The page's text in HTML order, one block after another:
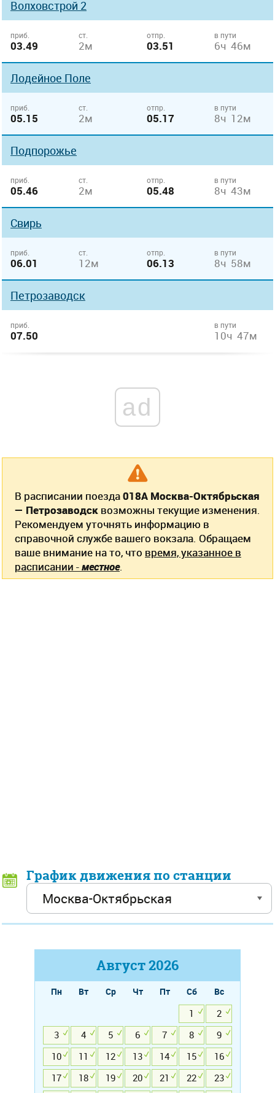
Волховстрой 2
приб.
03.49
ст.
2м
отпр.
03.51
в пути
6ч 46м
Лодейное Поле
приб.
05.15
ст.
2м
отпр.
05.17
в пути
8ч 12м
Подпорожье
приб.
05.46
ст.
2м
отпр.
05.48
в пути
8ч 43м
Свирь
приб.
06.01
ст.
12м
отпр.
06.13
в пути
8ч 58м
Петрозаводск
приб.
07.50
в пути
10ч 47м
ad
В расписании поезда018А Москва-Октябрьская
— Петрозаводск возможны текущие изменения.
Рекомендуем уточнять информацию в
справочной службе вашего вокзала. Обращаем
ваше внимание на то, что время, указанное в
расписании -местное.
График движения по станции
Август2026
Пн Вт Ср Чт Пт Сб
Вс
1
2
3
4 5 6 7 8
9
10
11 12 13 14 15
16
17
18 19 20 21 22
23